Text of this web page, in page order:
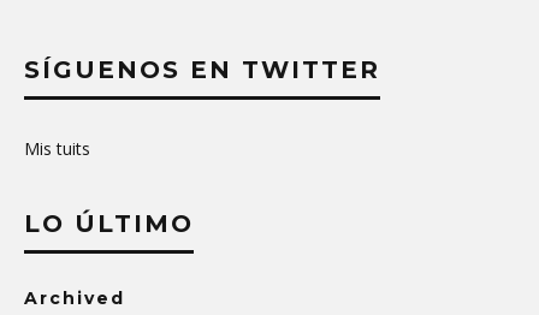
SÍGUENOS EN TWITTER
Mis tuits
LO ÚLTIMO
Archived